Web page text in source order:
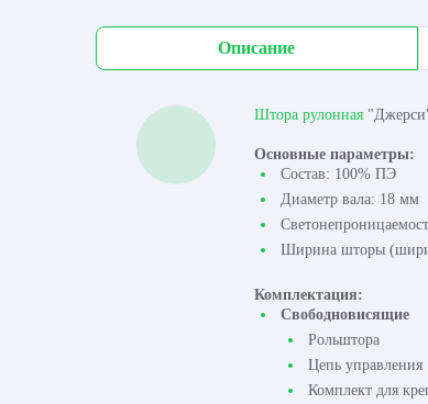
Описание
Штора рулонная
Основные параметры:
Состав: 100% ПЭ
Диаметр вала: 18 мм
Ширина шторы
Комплектация:
Свободновисящие
Рольштора
Цепь управления
Комплект для